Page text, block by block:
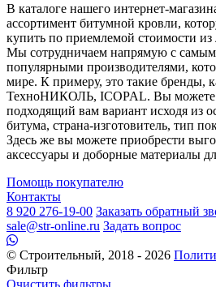
В каталоге нашего интернет-
ассортимент битумной кровли,
купить по приемлемой стоимости
Мы сотрудничаем напрямую с
популярными производителями,
мире. К примеру, это такие бренды,
ТехноНИКОЛЬ, ICOPAL. Вы можете
подходящий вам вариант исходя из
битума, страна-изготовитель, тип
Здесь же вы можете приобрести
аксессуары и доборные материалы
Помощь покупателю
Контакты
8 920 276-19-00 Заказать обратный
sale@str-online.ru Задать вопрос
© Строительный, 2018 - 2026
Фильтр
Очистить фильтры